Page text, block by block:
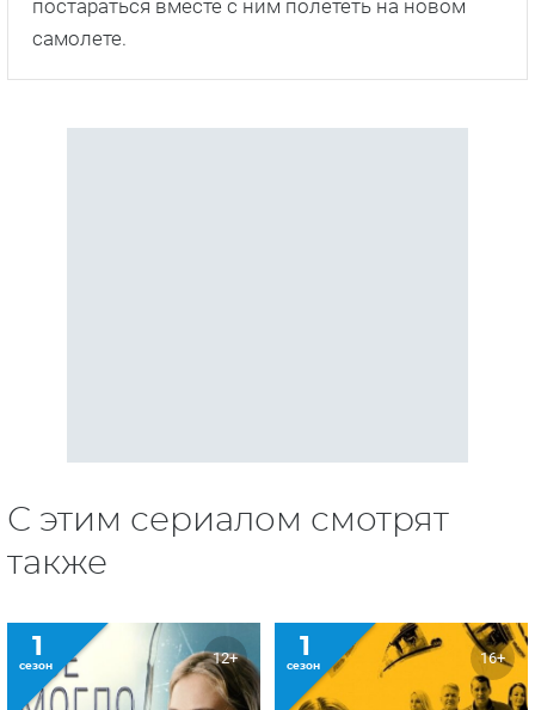
постараться вместе с ним полететь на новом
самолете.
С этим сериалом смотрят
также
1
сезон 12+ 1
сезон 16+